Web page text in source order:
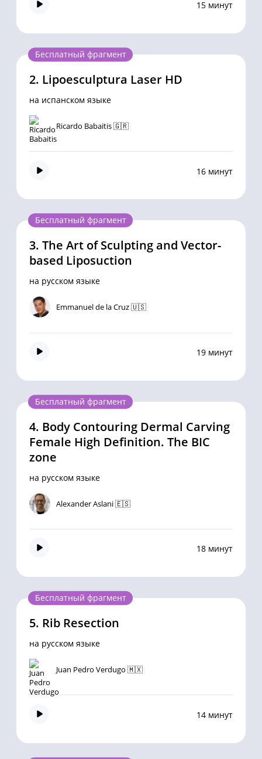
15 минут
Бесплатный фрагмент
2. Lipoesculptura Laser HD
на испанском языке
Ricardo Babaitis 🇬🇷
16 минут
Бесплатный фрагмент
3. The Art of Sculpting and Vector-
based Liposuction
на русском языке
Emmanuel de la Cruz 🇺🇸
19 минут
Бесплатный фрагмент
4. Body Contouring Dermal Carving
Female High Definition. The BIC
zone
на русском языке
Alexander Aslani 🇪🇸
18 минут
Бесплатный фрагмент
5. Rib Resection
на русском языке
Juan Pedro Verdugo 🇲🇽
14 минут